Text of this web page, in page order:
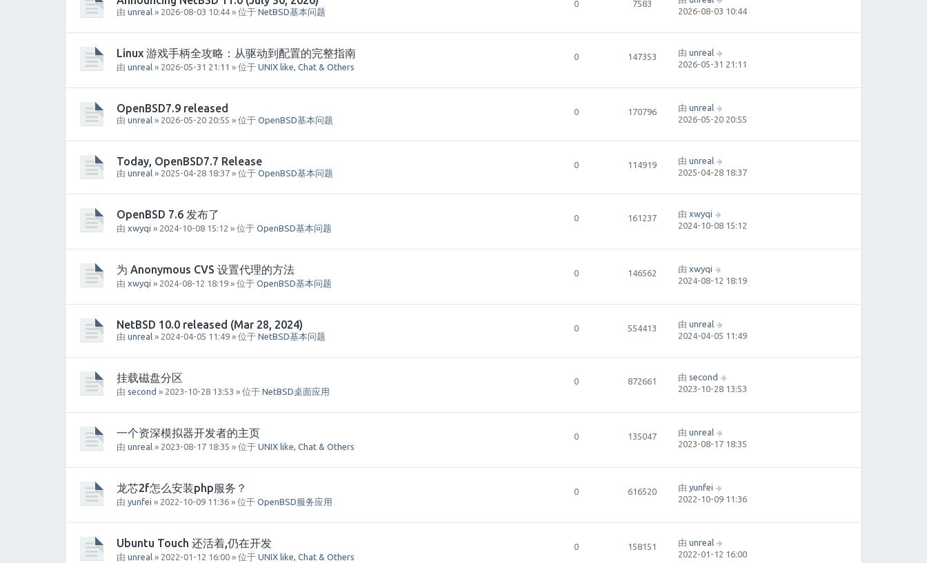
由 unreal » 2026-08-03 10:44 » 位于 NetBSD基本问题
0 7583
2026-08-03 10:44
Linux 游戏手柄全攻略：从驱动到配置的完整指南
由 unreal » 2026-05-31 21:11 » 位于 UNIX like, Chat & Others
0 147353 由 unreal
2026-05-31 21:11
OpenBSD7.9 released
由 unreal » 2026-05-20 20:55 » 位于 OpenBSD基本问题
0 170796 由 unreal
2026-05-20 20:55
Today, OpenBSD7.7 Release
由 unreal » 2025-04-28 18:37 » 位于 OpenBSD基本问题
0 114919 由 unreal
2025-04-28 18:37
OpenBSD 7.6 发布了
由 xwyqi » 2024-10-08 15:12 » 位于 OpenBSD基本问题
0 161237 由 xwyqi
2024-10-08 15:12
为 Anonymous CVS 设置代理的方法
由 xwyqi » 2024-08-12 18:19 » 位于 OpenBSD基本问题
0 146562 由 xwyqi
2024-08-12 18:19
NetBSD 10.0 released (Mar 28, 2024)
由 unreal » 2024-04-05 11:49 » 位于 NetBSD基本问题
0 554413 由 unreal
2024-04-05 11:49
挂载磁盘分区
由 second » 2023-10-28 13:53 » 位于 NetBSD桌面应用
0 872661 由 second
2023-10-28 13:53
一个资深模拟器开发者的主页
由 unreal » 2023-08-17 18:35 » 位于 UNIX like, Chat & Others
0 135047 由 unreal
2023-08-17 18:35
龙芯2f怎么安装php服务？
由 yunfei » 2022-10-09 11:36 » 位于 OpenBSD服务应用
0 616520 由 yunfei
2022-10-09 11:36
Ubuntu Touch 还活着,仍在开发
由 unreal » 2022-01-12 16:00 » 位于 UNIX like, Chat & Others
0 158151 由 unreal
2022-01-12 16:00